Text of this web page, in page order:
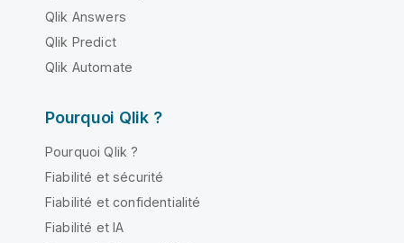
Qlik Answers
Qlik Predict
Qlik Automate
Pourquoi Qlik ?
Pourquoi Qlik ?
Fiabilité et sécurité
Fiabilité et confidentialité
Fiabilité et IA